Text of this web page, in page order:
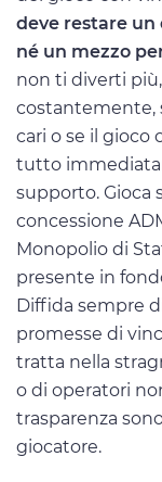
deve restare un
né un mezzo
non ti diverti
costantemente,
cari o se il gioco
tutto
supporto. Gioca
concessione
Monopolio di
presente in
Diffida sempre
promesse di
tratta nella
o di operatori
trasparenza
giocatore.